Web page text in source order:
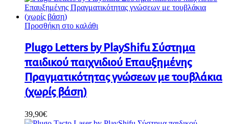
Προσθήκη στο καλάθι
Plugo Letters by PlayShifu Σύστημα
παιδικού παιχνιδιού Επαυξημένης
Πραγματικότητας γνώσεων με τουβλάκια
(χωρίς βάση)
39,90€